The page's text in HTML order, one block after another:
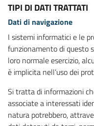
TIPI DI DATI TRATTATI
Dati di navigazione
I sistemi informatici e le
funzionamento di questo
loro normale esercizio,
è implicita nell’uso dei
Si tratta di informazioni
associate a interessati
natura potrebbero,